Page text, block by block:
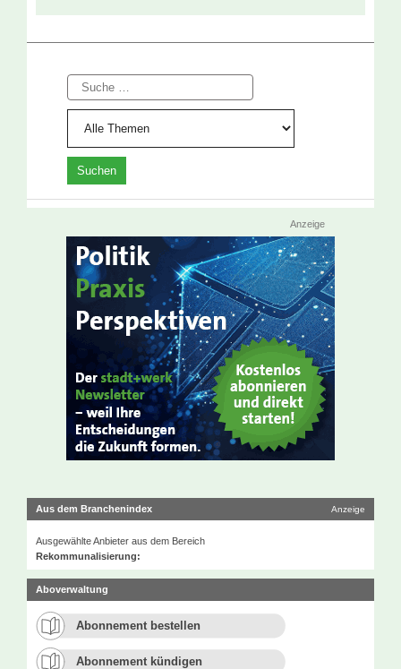
Suche
Anzeige
Aus dem Branchenindex Anzeige
Ausgewählte Anbieter aus dem Bereich
Rekommunalisierung:
Aboverwaltung
Abonnement bestellen
Abonnement kündigen